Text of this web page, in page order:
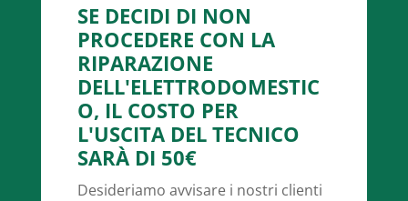
SE DECIDI DI NON
PROCEDERE CON LA
RIPARAZIONE
DELL'ELETTRODOMESTIC
O, IL COSTO PER
L'USCITA DEL TECNICO
SARÀ DI 50€
Desideriamo avvisare i nostri clienti